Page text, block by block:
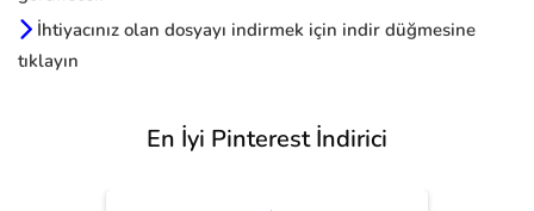
İhtiyacınız olan dosyayı indirmek için indir düğmesine
tıklayın
En İyi Pinterest İndirici